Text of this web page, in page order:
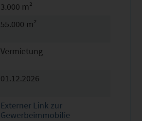
3.000 m²
55.000 m²
Vermietung
01.12.2026
Externer Link zur
Gewerbeimmobilie